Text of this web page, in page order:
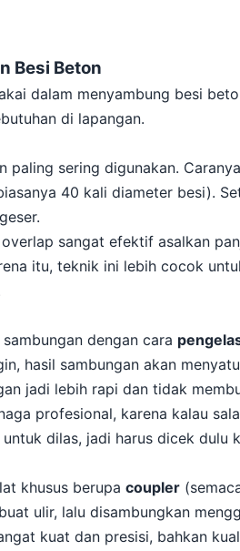
Besi Beton
dalam menyambung besi
di lapangan.
paling sering digunakan.
40 kali diameter besi).
sangat efektif asalkan
itu, teknik ini lebih cocok
dengan cara
hasil sambungan akan
jadi lebih rapi dan tidak
profesional, karena kalau
dilas, jadi harus dicek dulu
khusus berupa coupler
ulir, lalu disambungkan
kuat dan presisi, bahkan